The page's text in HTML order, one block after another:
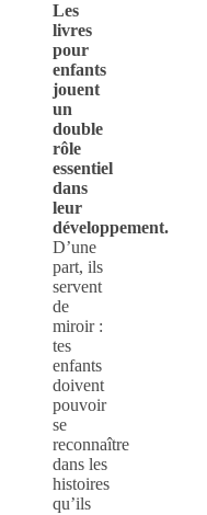
Les
livres
pour
enfants
jouent
un
double
rôle
essentiel
dans
leur
développement.
D’une
part, ils
servent
de
miroir :
tes
enfants
doivent
pouvoir
se
reconnaître
dans les
histoires
qu’ils